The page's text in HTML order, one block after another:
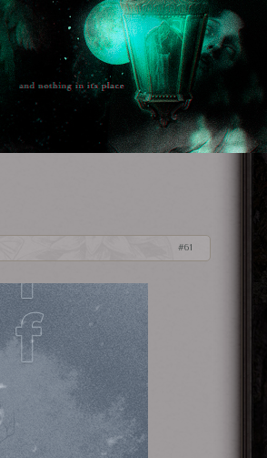
color][/b] —[/size][/font]
url][/align]
61